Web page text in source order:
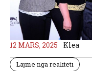
12 MARS, 2025 Klea
Lajme nga realiteti